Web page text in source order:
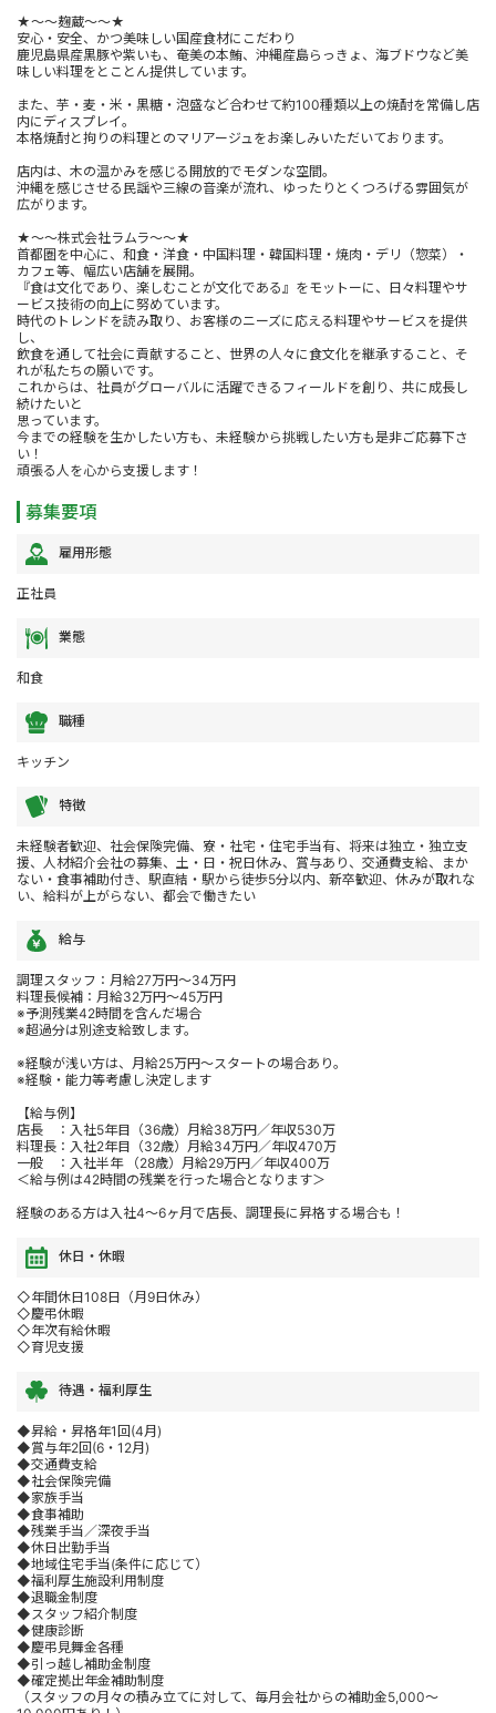
★～～麹蔵～～★
安心・安全、かつ美味しい国産食材にこだわり
鹿児島県産黒豚や紫いも、奄美の本鮪、沖縄産島らっきょ、海ブドウなど美
味しい料理をとことん提供しています。
また、芋・麦・米・黒糖・泡盛など合わせて約100種類以上の焼酎を常備し店
内にディスプレイ。
本格焼酎と拘りの料理とのマリアージュをお楽しみいただいております。
店内は、木の温かみを感じる開放的でモダンな空間。
沖縄を感じさせる民謡や三線の音楽が流れ、ゆったりとくつろげる雰囲気が
広がります。
★～～株式会社ラムラ～～★
首都圏を中心に、和食・洋食・中国料理・韓国料理・焼肉・デリ（惣菜）・
カフェ等、幅広い店舗を展開。
『食は文化であり、楽しむことが文化である』をモットーに、日々料理やサ
ービス技術の向上に努めています。
時代のトレンドを読み取り、お客様のニーズに応える料理やサービスを提供
し、
飲食を通して社会に貢献すること、世界の人々に食文化を継承すること、そ
れが私たちの願いです。
これからは、社員がグローバルに活躍できるフィールドを創り、共に成長し
続けたいと
思っています。
今までの経験を生かしたい方も、未経験から挑戦したい方も是非ご応募下さ
い！
頑張る人を心から支援します！
募集要項
雇用形態
正社員
業態
和食
職種
キッチン
特徴
未経験者歓迎、社会保険完備、寮・社宅・住宅手当有、将来は独立・独立支
援、人材紹介会社の募集、土・日・祝日休み、賞与あり、交通費支給、まか
ない・食事補助付き、駅直結・駅から徒歩5分以内、新卒歓迎、休みが取れな
い、給料が上がらない、都会で働きたい
給与
調理スタッフ：月給27万円～34万円
料理長候補：月給32万円～45万円
※予測残業42時間を含んだ場合
※超過分は別途支給致します。
※経験が浅い方は、月給25万円～スタートの場合あり。
※経験・能力等考慮し決定します
【給与例】
店長 ：入社5年目（36歳）月給38万円／年収530万
料理長：入社2年目（32歳）月給34万円／年収470万
一般 ：入社半年 （28歳）月給29万円／年収400万
＜給与例は42時間の残業を行った場合となります＞
経験のある方は入社4～6ヶ月で店長、調理長に昇格する場合も！
休日・休暇
◇年間休日108日（月9日休み）
◇慶弔休暇
◇年次有給休暇
◇育児支援
待遇・福利厚生
◆昇給・昇格年1回(4月)
◆賞与年2回(6・12月)
◆交通費支給
◆社会保険完備
◆家族手当
◆食事補助
◆残業手当／深夜手当
◆休日出勤手当
◆地域住宅手当(条件に応じて）
◆福利厚生施設利用制度
◆退職金制度
◆スタッフ紹介制度
◆健康診断
◆慶弔見舞金各種
◆引っ越し補助金制度
◆確定拠出年金補助制度
（スタッフの月々の積み立てに対して、毎月会社からの補助金5,000～